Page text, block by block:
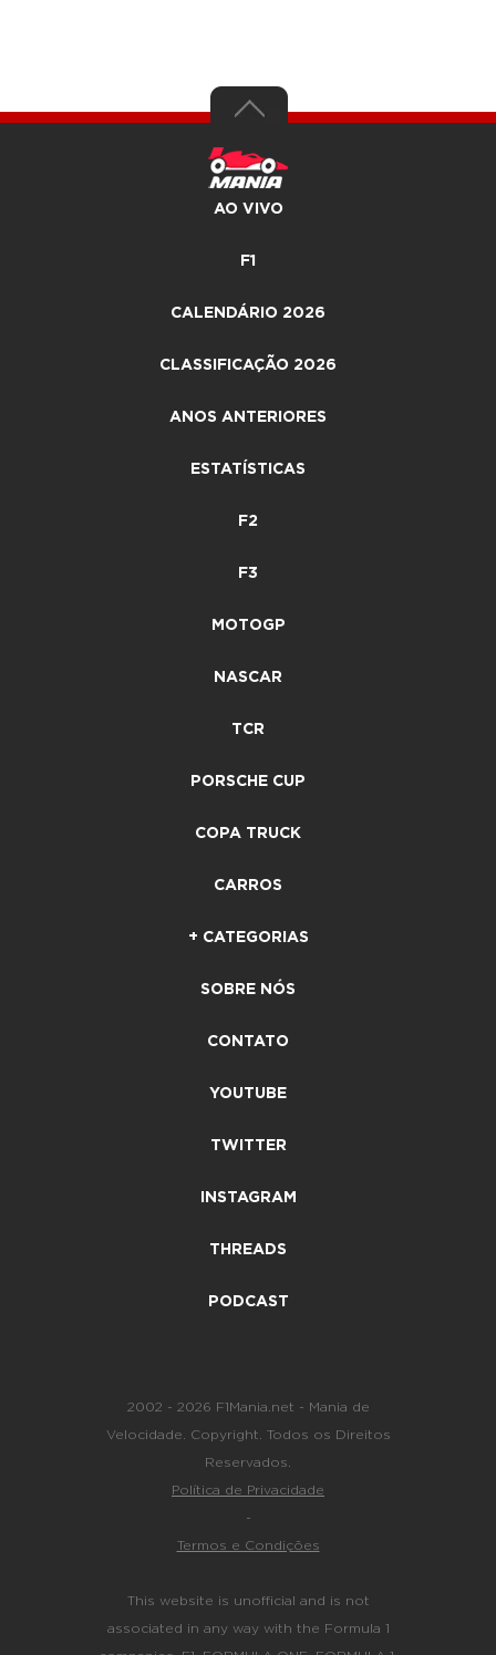
AO VIVO
F1
CALENDÁRIO 2026
CLASSIFICAÇÃO 2026
ANOS ANTERIORES
ESTATÍSTICAS
F2
F3
MOTOGP
NASCAR
TCR
PORSCHE CUP
COPA TRUCK
CARROS
+ CATEGORIAS
SOBRE NÓS
CONTATO
YOUTUBE
TWITTER
INSTAGRAM
THREADS
PODCAST
2002 - 2026 F1Mania.net - Mania de
Velocidade. Copyright. Todos os Direitos
Reservados.
Política de Privacidade
-
Termos e Condições
This website is unofficial and is not
associated in any way with the Formula 1